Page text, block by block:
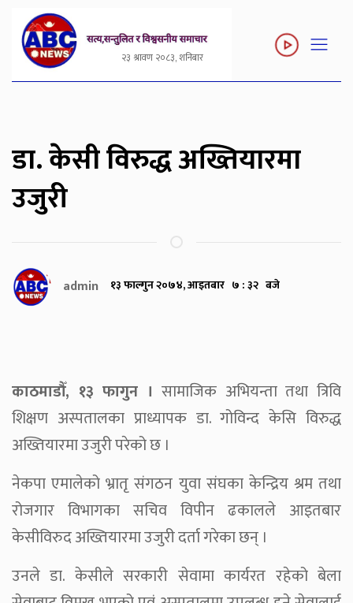
२३ श्रावण २०८३, शनिबार
डा. केसी विरुद्ध अख्तियारमा
उजुरी
admin १३ फाल्गुन २०७४, आइतबार ७ : ३२ बजे
काठमाडौँ, १३ फागुन । सामाजिक अभियन्ता तथा त्रिवि
शिक्षण अस्पतालका प्राध्यापक डा. गोविन्द केसि विरुद्ध
अख्तियारमा उजुरी परेको छ ।
नेकपा एमालेको भ्रातृ संगठन युवा संघका केन्द्रिय श्रम तथा
रोजगार विभागका सचिव विपीन ढकालले आइतबार
केसीविरुद अख्तियारमा उजुरी दर्ता गरेका छन् ।
उनले डा. केसीले सरकारी सेवामा कार्यरत रहेको बेला